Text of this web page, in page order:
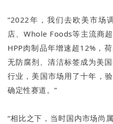
“2022年，我们去欧美市场
店、Whole Foods等主流商
HPP肉制品年增速超12%，
无防腐剂、清洁标签成为美
行业，美国市场用了十年，
确定性赛道。”
“相比之下，当时国内市场尚